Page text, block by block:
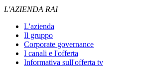
L'AZIENDA RAI
L'azienda
Il gruppo
Corporate governance
I canali e l'offerta
Informativa sull'offerta tv